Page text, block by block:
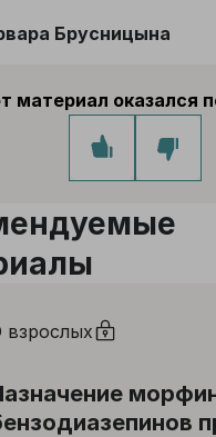
Брусницына
материал оказался
взрослых